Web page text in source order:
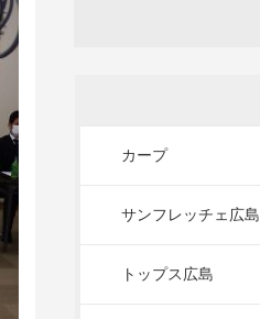
カープ
サンフレッチェ広島
トップス広島